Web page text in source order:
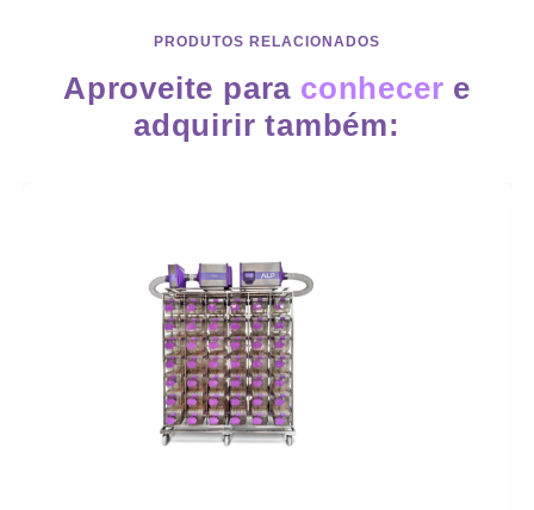
PRODUTOS RELACIONADOS
Aproveite para conhecer e
adquirir também: